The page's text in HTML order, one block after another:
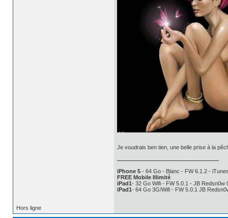
Je voudrais ben tien, une belle prise à la
iPhone 5- 64 Go - Blanc - FW 6.1.2 -
FREE Mobile Illimité
iPad1- 32 Go Wifi - FW 5.0.1 - JB Redsn0w
iPad1- 64 Go 3G/Wifi - FW 5.0.1 JB
Hors ligne